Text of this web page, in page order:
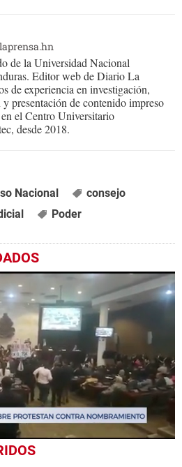
de la Universidad Nacional
Editor web de Diario La
de experiencia en investigación,
presentación de contenido impreso
el Centro Universitario
desde 2018.
Nacional
consejo
Poder